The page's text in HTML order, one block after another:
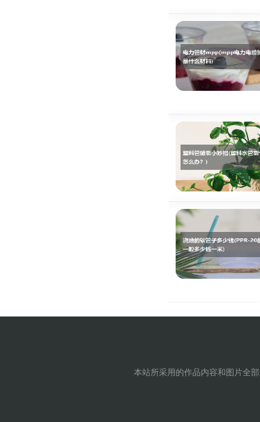
本站所采用的作品内容和图片全